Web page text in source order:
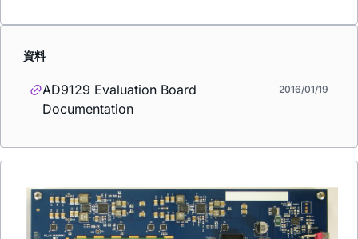
資料
AD9129 Evaluation Board
Documentation
2016/01/19